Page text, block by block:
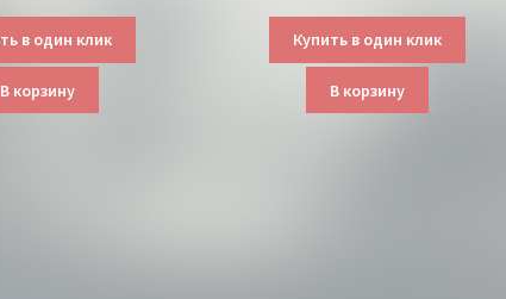
в один клик
В корзину
Купить в один клик
В корзину